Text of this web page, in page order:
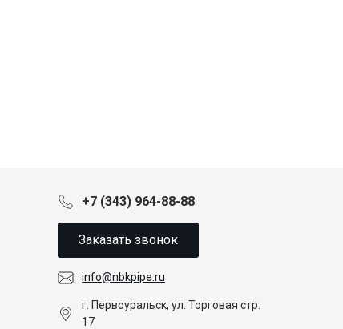
+7 (343) 964-88-88
Заказать звонок
info@nbkpipe.ru
г. Первоуральск, ул. Торговая стр.
17